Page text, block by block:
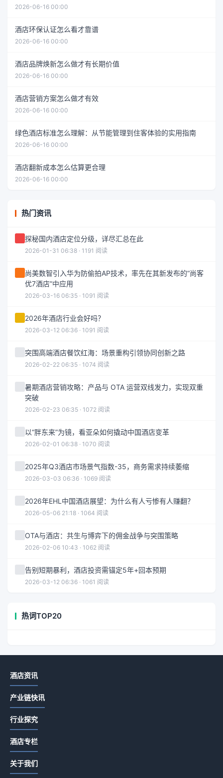
2026-06-16 00:00
酒店环保认证怎么看才靠谱
2026-06-16 00:00
酒店品牌焕新怎么做才有长期价值
2026-06-16 00:00
酒店营销方案怎么做才有效
2026-06-16 00:00
绿色酒店标准怎么理解：从节能管理到住客体验的实用指南
2026-06-16 00:00
酒店翻新成本怎么估算更合理
2026-06-16 00:00
热门资讯
探秘国内酒店定位分级，详尽汇总在此
2026-01-31 06:38 · 1191 阅读
尚美数智引入华为防偷拍AP技术，率先在其新发布的“尚客
优7酒店”中应用
2026-03-16 06:35 · 1091 阅读
2026年酒店行业会好吗？
2026-03-12 06:36 · 1091 阅读
突围高端酒店餐饮红海：场景重构引领协同创新之路
2026-02-22 06:35 · 1074 阅读
暑期酒店营销攻略：产品与 OTA 运营双线发力，实现双重
突破
2026-02-23 06:35 · 1072 阅读
以“胖东来”为镜，看亚朵如何撬动中国酒店变革
2026-02-01 06:38 · 1070 阅读
2025年Q3酒店市场景气指数-35，商务需求持续萎缩
2026-03-03 06:36 · 1069 阅读
2026年EHL中国酒店展望：为什么有人亏惨有人赚翻？
2026-05-06 21:18 · 1064 阅读
OTA与酒店：共生与博弈下的佣金战争与突围策略
2026-02-06 10:43 · 1062 阅读
告别短期暴利，酒店投资需锚定5年+回本预期
2026-03-12 06:36 · 1061 阅读
热词TOP20
酒店资讯
产业链快讯
行业探究
酒店专栏
关于我们